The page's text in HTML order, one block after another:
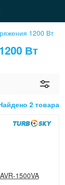
1200 Вт
Вт
2 товара